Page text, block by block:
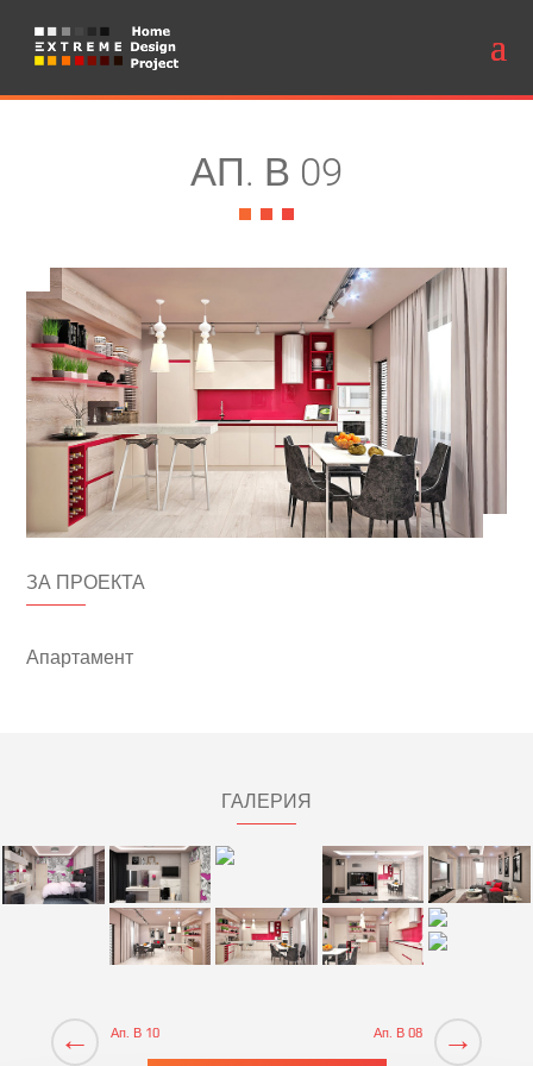
АП. В 09
ЗА ПРОЕКТА
Апартамент
ГАЛЕРИЯ
← Ап. В 10 Ап. В 08 →